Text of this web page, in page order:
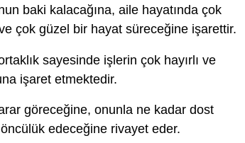
baki kalacağına, aile hayatında çok
çok güzel bir hayat süreceğine işarettir.
sayesinde işlerin çok hayırlı ve
işaret etmektedir.
göreceğine, onunla ne kadar dost
öncülük edeceğine rivayet eder.